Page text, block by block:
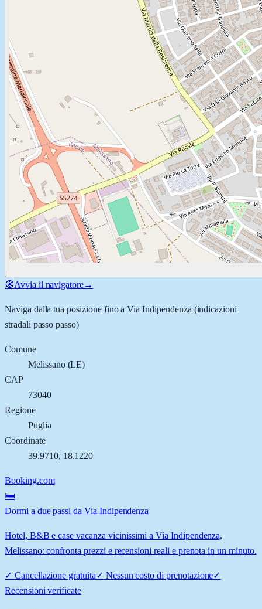
🧭Avvia il navigatore→
Naviga dalla tua posizione fino aVia Indipendenza (indicazioni
stradali passo passo)
Comune
Melissano(LE)
CAP
73040
Regione
Puglia
Coordinate
39.9710, 18.1220
Booking.com
🛏️
Dormi a due passi da Via Indipendenza
Hotel, B&B e case vacanza vicinissimi a Via Indipendenza,
Melissano: confronta prezzi e recensioni reali e prenota in un minuto.
✓ Cancellazione gratuita✓ Nessun costo di prenotazione✓
Recensioni verificate